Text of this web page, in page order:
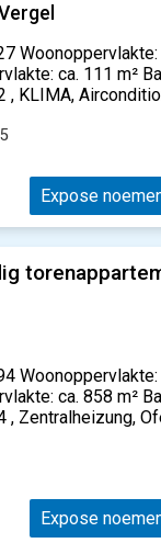
ca. 111 m²
, KLIMA,
Expose
ca. 858 m²
, Zentralheizung,
Expose